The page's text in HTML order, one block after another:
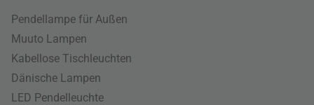
Pendellampe für Außen
Muuto Lampen
Kabellose Tischleuchten
Dänische Lampen
LED Pendelleuchte